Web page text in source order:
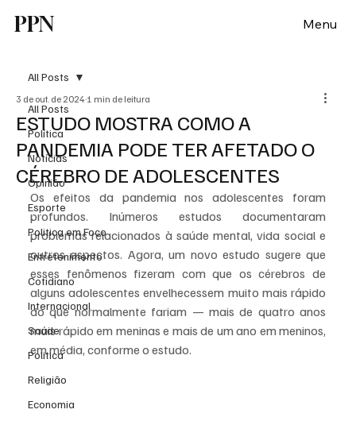
PPN Menu
All Posts
Política
Notícias
Opinião
Esporte
Politica em Foco
Entretenimento
Cotidiano
Internacional
Saúde
Politica
Religião
Economia
All Posts
ESTUDO MOSTRA COMO A
PANDEMIA PODE TER AFETADO O
CÉREBRO DE ADOLESCENTES
3 de out. de 2024 1 min de leitura
Os efeitos da pandemia nos adolescentes foram
profundos. Inúmeros estudos documentaram
problemas relacionados à saúde mental, vida social e
outros aspectos. Agora, um novo estudo sugere que
esses fenômenos fizeram com que os cérebros de
alguns adolescentes envelhecessem muito mais rápido
do que normalmente fariam — mais de quatro anos
mais rápido em meninas e mais de um ano em meninos,
em média, conforme o estudo.